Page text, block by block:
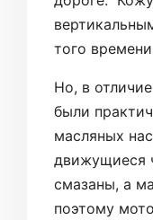
того
Но, в
были
масляных
движущиеся
смазаны, а
поэтому